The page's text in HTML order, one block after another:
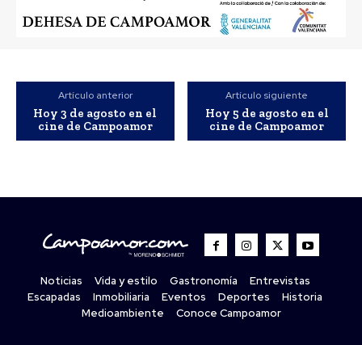
Artículo anterior
Hoy 3 de agosto en el
cine de Campoamor
Artículo siguiente
Hoy 5 de agosto en el
cine de Campoamor
Noticias Vida y estilo Gastronomía
Entrevistas
Escapadas
Inmobiliaria Eventos Deportes
Historia
Medioambiente
Conoce Campoamor